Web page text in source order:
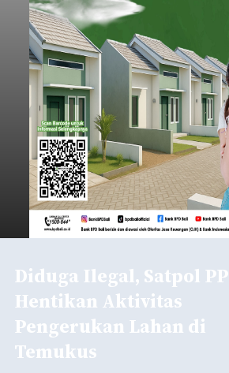
Diduga Ilegal, Satpol PP
Hentikan Aktivitas
Pengerukan Lahan di
Temukus